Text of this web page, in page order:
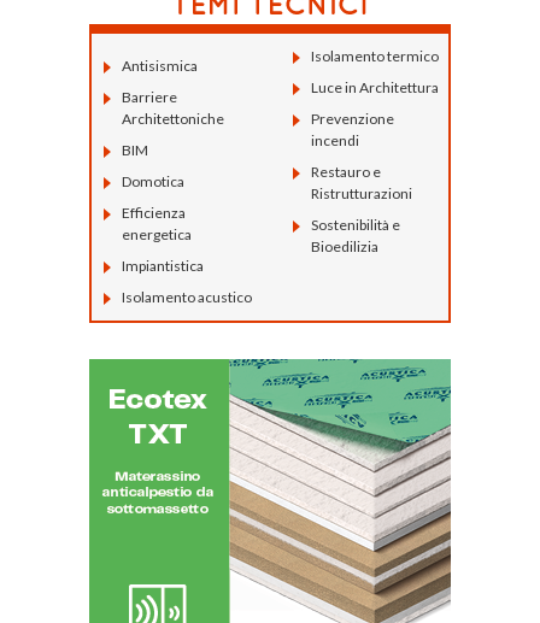
Antisismica
Barriere
Architettoniche
BIM
Domotica
Efficienza
energetica
Impiantistica
Isolamento acustico
Isolamento termico
Luce in Architettura
Prevenzione
incendi
Restauro e
Ristrutturazioni
Sostenibilità e
Bioedilizia